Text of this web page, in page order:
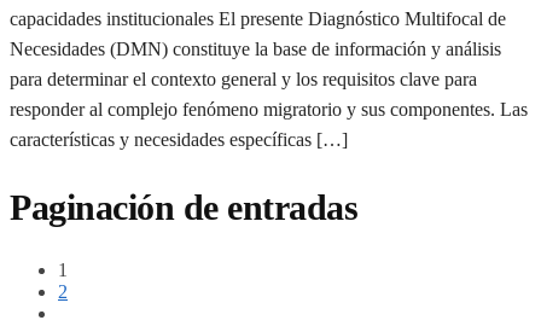
capacidades institucionales El presente Diagnóstico Multifocal de
Necesidades (DMN) constituye la base de información y análisis
para determinar el contexto general y los requisitos clave para
responder al complejo fenómeno migratorio y sus componentes. Las
características y necesidades específicas […]
Paginación de entradas
1
2